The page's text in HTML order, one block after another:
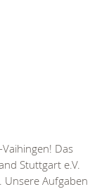
Das
Stuttgart e.V.
Unsere Aufgaben